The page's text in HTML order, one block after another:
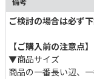
ご検討の場合は必ず
【ご購入前の注意点】
▼商品サイズ
商品の一番長い辺、